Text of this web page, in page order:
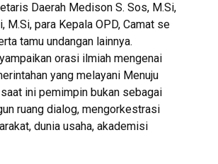
Daerah Medison S. Sos, M.Si,
M.Si, para Kepala OPD, Camat se
tamu undangan lainnya.
orasi ilmiah mengenai
yang melayani Menuju
ini pemimpin bukan sebagai
ruang dialog, mengorkestrasi
dunia usaha, akademisi